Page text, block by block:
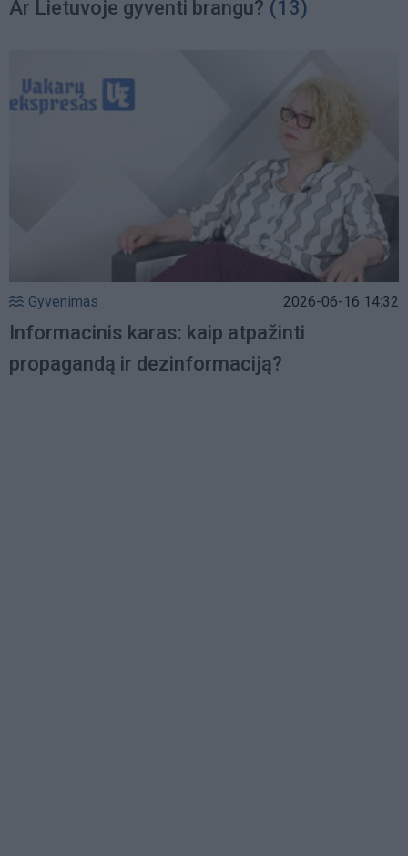
Ar Lietuvoje gyventi brangu? (13)
Gyvenimas 2026-06-16 14:32
Informacinis karas: kaip atpažinti
propagandą ir dezinformaciją?